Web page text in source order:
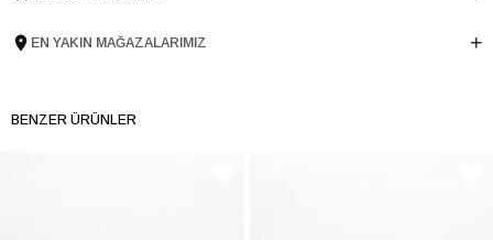
Menşei TURKIYE
EN YAKIN MAĞAZALARIMIZ
BENZER ÜRÜNLER